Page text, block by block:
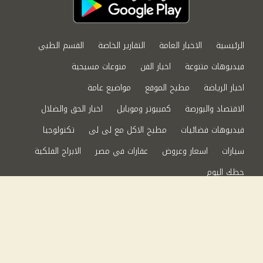
الرئيسية الاخبار العامة التقارير الخاصة
القسم الطبي
فيديوهات متنوعة
اخبار الفن
منوعات مسيحية
اخبار الرياضة
مطبخ الموقع
مواضيع عامة
الاقتصاد والبورصة
كمبيوتر وموبايل
اخبار الحق والضلال
فيديوهات فضائيات
مطبخ الاكل مع لى لى
تكنولوجيا
سيارات
اسعار وعروض عقارات في مصر
الابراج الفلكية
حظك اليوم